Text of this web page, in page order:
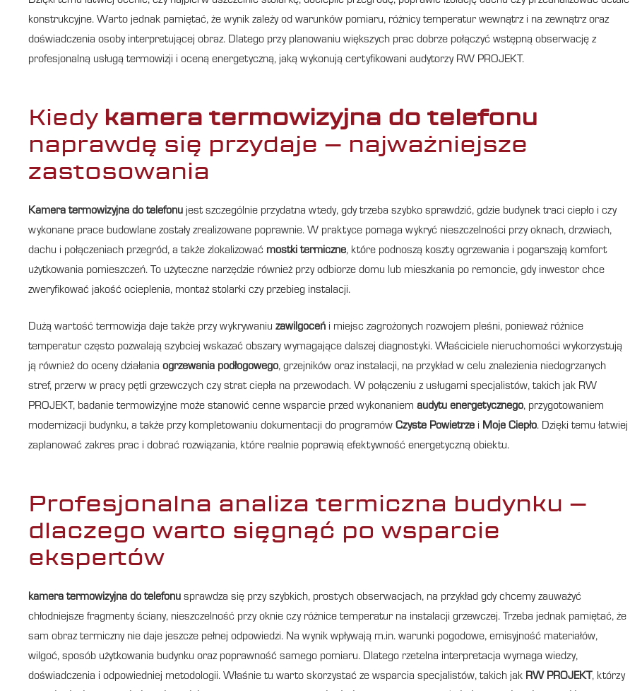
konstrukcyjne. Warto jednak pamiętać, że wynik zależy od warunków pomiaru, różnicy temperatur wewnątrz i na zewnątrz oraz
doświadczenia osoby interpretującej obraz. Dlatego przy planowaniu większych prac dobrze połączyć wstępną obserwację z
profesjonalną usługą termowizji i oceną energetyczną, jaką wykonują certyfikowani audytorzy RW PROJEKT.
Kiedy kamera termowizyjna do telefonu
naprawdę się przydaje – najważniejsze
zastosowania
Kamera termowizyjna do telefonu jest szczególnie przydatna wtedy, gdy trzeba szybko sprawdzić, gdzie budynek traci ciepło i czy
wykonane prace budowlane zostały zrealizowane poprawnie. W praktyce pomaga wykryć nieszczelności przy oknach, drzwiach,
dachu i połączeniach przegród, a także zlokalizować mostki termiczne, które podnoszą koszty ogrzewania i pogarszają komfort
użytkowania pomieszczeń. To użyteczne narzędzie również przy odbiorze domu lub mieszkania po remoncie, gdy inwestor chce
zweryfikować jakość ocieplenia, montaż stolarki czy przebieg instalacji.
Dużą wartość termowizja daje także przy wykrywaniu zawilgoceń i miejsc zagrożonych rozwojem pleśni, ponieważ różnice
temperatur często pozwalają szybciej wskazać obszary wymagające dalszej diagnostyki. Właściciele nieruchomości wykorzystują
ją również do oceny działania ogrzewania podłogowego, grzejników oraz instalacji, na przykład w celu znalezienia niedogrzanych
stref, przerw w pracy pętli grzewczych czy strat ciepła na przewodach. W połączeniu z usługami specjalistów, takich jak RW
PROJEKT, badanie termowizyjne może stanowić cenne wsparcie przed wykonaniem audytu energetycznego, przygotowaniem
modernizacji budynku, a także przy kompletowaniu dokumentacji do programów Czyste Powietrze i Moje Ciepło. Dzięki temu łatwiej
zaplanować zakres prac i dobrać rozwiązania, które realnie poprawią efektywność energetyczną obiektu.
Profesjonalna analiza termiczna budynku –
dlaczego warto sięgnąć po wsparcie
ekspertów
kamera termowizyjna do telefonu sprawdza się przy szybkich, prostych obserwacjach, na przykład gdy chcemy zauważyć
chłodniejsze fragmenty ściany, nieszczelność przy oknie czy różnice temperatur na instalacji grzewczej. Trzeba jednak pamiętać, że
sam obraz termiczny nie daje jeszcze pełnej odpowiedzi. Na wynik wpływają m.in. warunki pogodowe, emisyjność materiałów,
wilgoć, sposób użytkowania budynku oraz poprawność samego pomiaru. Dlatego rzetelna interpretacja wymaga wiedzy,
doświadczenia i odpowiedniej metodologii. Właśnie tu warto skorzystać ze wsparcia specjalistów, takich jak RW PROJEKT, którzy